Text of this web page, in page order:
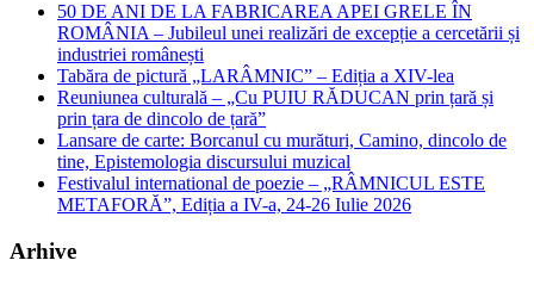
50 DE ANI DE LA FABRICAREA APEI GRELE ÎN
ROMÂNIA – Jubileul unei realizări de excepție a cercetării și
industriei românești
Tabăra de pictură „LARÂMNIC” – Ediția a XIV-lea
Reuniunea culturală – „Cu PUIU RĂDUCAN prin țară și
prin țara de dincolo de țară”
Lansare de carte: Borcanul cu murături, Camino, dincolo de
tine, Epistemologia discursului muzical
Festivalul international de poezie – „RÂMNICUL ESTE
METAFORĂ”, Ediția a IV-a, 24-26 Iulie 2026
Arhive